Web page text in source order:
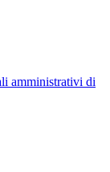
amministrativi di